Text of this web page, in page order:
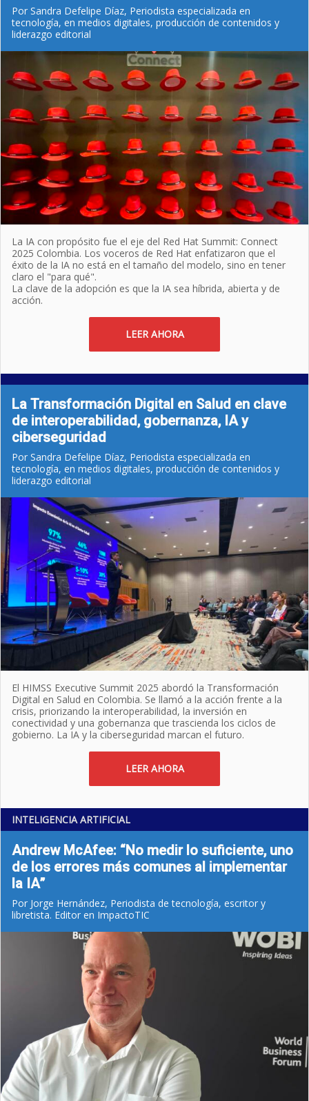
Por Sandra Defelipe Díaz, Periodista especializada en
tecnología, en medios digitales, producción de contenidos y
liderazgo editorial
La IA con propósito fue el eje del Red Hat Summit: Connect
2025 Colombia. Los voceros de Red Hat enfatizaron que el
éxito de la IA no está en el tamaño del modelo, sino en tener
claro el "para qué".
La clave de la adopción es que la IA sea híbrida, abierta y de
acción.
LEER AHORA
La Transformación Digital en Salud en clave
de interoperabilidad, gobernanza, IA y
ciberseguridad
Por Sandra Defelipe Díaz, Periodista especializada en
tecnología, en medios digitales, producción de contenidos y
liderazgo editorial
El HIMSS Executive Summit 2025 abordó la Transformación
Digital en Salud en Colombia. Se llamó a la acción frente a la
crisis, priorizando la interoperabilidad, la inversión en
conectividad y una gobernanza que trascienda los ciclos de
gobierno. La IA y la ciberseguridad marcan el futuro.
LEER AHORA
INTELIGENCIA ARTIFICIAL
Andrew McAfee: “No medir lo suficiente, uno
de los errores más comunes al implementar
la IA”
Por Jorge Hernández, Periodista de tecnología, escritor y
libretista. Editor en ImpactoTIC